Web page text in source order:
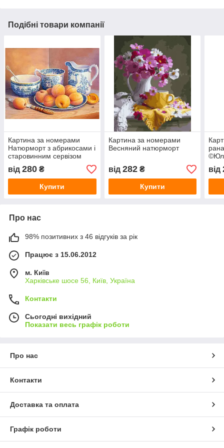
Подібні товари компанії
Картина за номерами
Натюрморт з абрикосами і
старовинним сервізом
від 280 ₴
Купити
Картина за номерами
Весняний натюрморт
від 282₴
Купити
від
Про нас
98% позитивних з 46 відгуків за рік
Працює з 15.06.2012
м. Київ
Харківське шосе 56, Київ, Україна
Контакти
Сьогодні вихідний
Показати весь графік роботи
Про нас
Контакти
Доставка та оплата
Графік роботи